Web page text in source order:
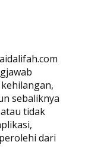
sebaliknya
tidak
dari